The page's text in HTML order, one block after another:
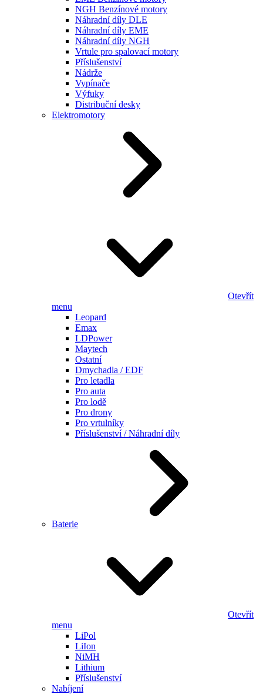
NGH Benzínové motory
Náhradní díly DLE
Náhradní díly EME
Náhradní díly NGH
Vrtule pro spalovací motory
Příslušenství
Nádrže
Vypínače
Výfuky
Distribuční desky
Elektromotory
Otevřít
menu
Leopard
Emax
LDPower
Maytech
Ostatní
Dmychadla / EDF
Pro letadla
Pro auta
Pro lodě
Pro drony
Pro vrtulníky
Příslušenství / Náhradní díly
Baterie
Otevřít
menu
LiPol
LiIon
NiMH
Lithium
Příslušenství
Nabíjení